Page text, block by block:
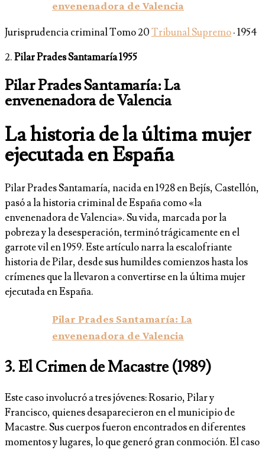
envenenadora de Valencia
Jurisprudencia criminal Tomo 20Tribunal Supremo· 1954
2.Pilar Prades Santamaría 1955
Pilar Prades Santamaría: La
envenenadora de Valencia
La historia de la última mujer
ejecutada en España
Pilar Prades Santamaría, nacida en 1928 en Bejís, Castellón,
pasó a la historia criminal de España como «la
envenenadora de Valencia». Su vida, marcada por la
pobreza y la desesperación, terminó trágicamente en el
garrote vil en 1959. Este artículo narra la escalofriante
historia de Pilar, desde sus humildes comienzos hasta los
crímenes que la llevaron a convertirse en la última mujer
ejecutada en España.
Pilar Prades Santamaría: La
envenenadora de Valencia
3.El Crimen de Macastre (1989)
Este caso involucró a tres jóvenes: Rosario, Pilar y
Francisco, quienes desaparecieron en el municipio de
Macastre. Sus cuerpos fueron encontrados en diferentes
momentos y lugares, lo que generó gran conmoción. El caso